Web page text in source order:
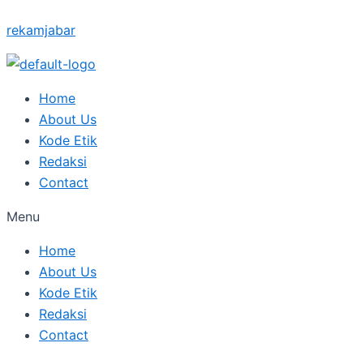
to
content
rekamjabar
Home
About Us
Kode Etik
Redaksi
Contact
Menu
Home
About Us
Kode Etik
Redaksi
Contact
here..